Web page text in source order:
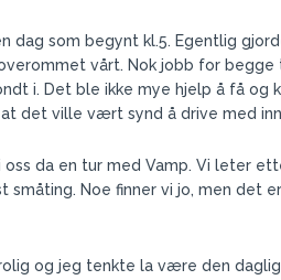
dag som begynt kl.5. Egentlig
vårt. Nok jobb for
i. Det ble ikke mye hjelp å få og
det ville vært synd å drive med
oss da en tur med Vamp. Vi leter
småting. Noe finner vi jo, men det
og jeg tenkte la være den